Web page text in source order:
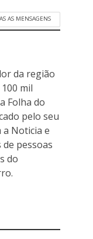
AS MENSAGENS
da região
mil
Folha do
pelo seu
Noticia e
pessoas
do